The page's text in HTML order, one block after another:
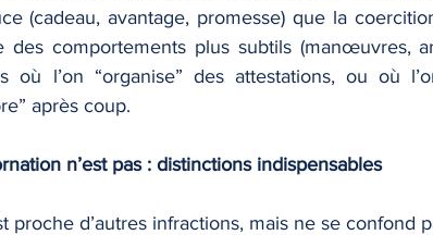
(cadeau, avantage, promesse) que la
des comportements plus subtils (manœuvres,
où l’on “organise” des attestations, ou où
après coup.
n’est pas : distinctions indispensables
proche d’autres infractions, mais ne se confond